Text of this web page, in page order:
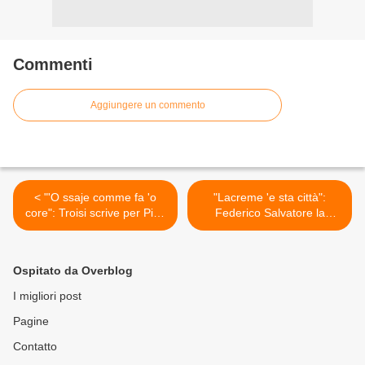
Commenti
Aggiungere un commento
< "'O ssaje comme fa 'o
core": Troisi scrive per Pino
Daniele
"Lacreme 'e sta città":
Federico Salvatore la
dedica a Pino Daniele >
Ospitato da Overblog
I migliori post
Pagine
Contatto